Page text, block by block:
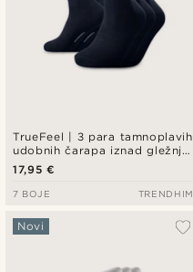
TrueFeel | 3 para tamnoplavih
udobnih čarapa iznad gležnja
od bambusa
17,95 €
7 BOJE TRENDHIM
Novi